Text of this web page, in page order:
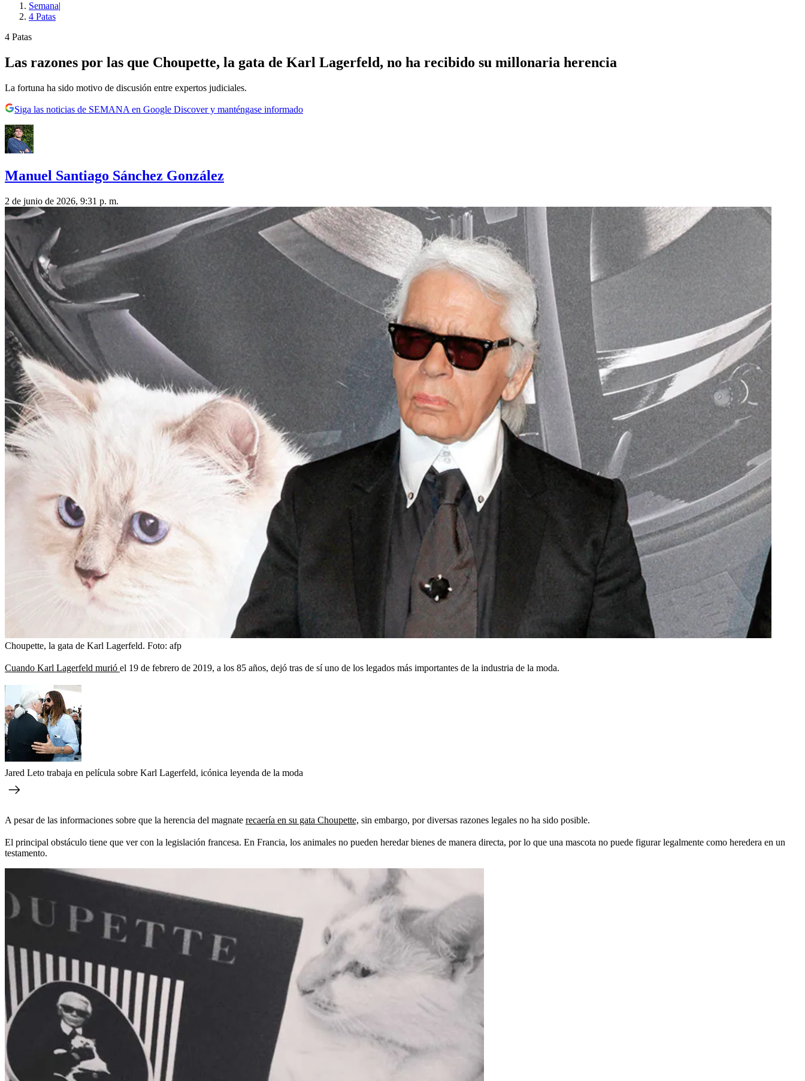
Semana|
4 Patas
4 Patas
Las razones por las que Choupette, la gata de Karl Lagerfeld, no ha recibido su millonaria herencia
La fortuna ha sido motivo de discusión entre expertos judiciales.
Siga las noticias de SEMANA en Google Discover y manténgase informado
Manuel Santiago Sánchez González
2 de junio de 2026, 9:31 p. m.
Choupette, la gata de Karl Lagerfeld. Foto: afp
Cuando Karl Lagerfeld murió el 19 de febrero de 2019, a los 85 años, dejó tras de sí uno de los legados más importantes de la industria de la moda.
Jared Leto trabaja en película sobre Karl Lagerfeld, icónica leyenda de la moda
A pesar de las informaciones sobre que la herencia del magnate recaería en su gata Choupette, sin embargo, por diversas razones legales no ha sido posible.
El principal obstáculo tiene que ver con la legislación francesa. En Francia, los animales no pueden heredar bienes de manera directa, por lo que una mascota no puede figurar legalmente como heredera en un
testamento.